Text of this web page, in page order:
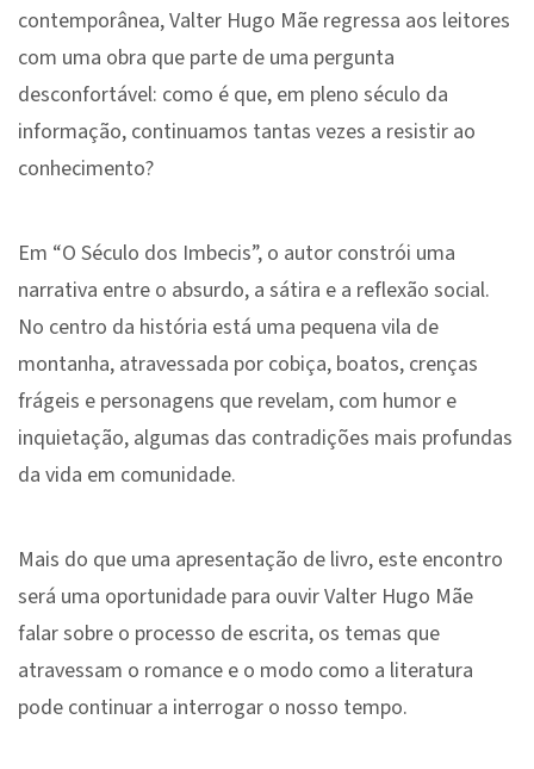
contemporânea, Valter Hugo Mãe regressa aos leitores
com uma obra que parte de uma pergunta
desconfortável: como é que, em pleno século da
informação, continuamos tantas vezes a resistir ao
conhecimento?
Em “O Século dos Imbecis”, o autor constrói uma
narrativa entre o absurdo, a sátira e a reflexão social.
No centro da história está uma pequena vila de
montanha, atravessada por cobiça, boatos, crenças
frágeis e personagens que revelam, com humor e
inquietação, algumas das contradições mais profundas
da vida em comunidade.
Mais do que uma apresentação de livro, este encontro
será uma oportunidade para ouvir Valter Hugo Mãe
falar sobre o processo de escrita, os temas que
atravessam o romance e o modo como a literatura
pode continuar a interrogar o nosso tempo.